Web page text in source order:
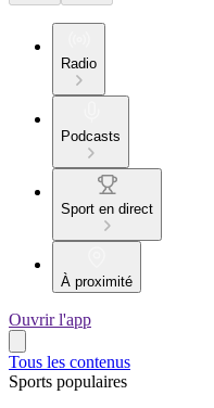
Radio
Podcasts
Sport en direct
À proximité
Ouvrir l'app
Tous les contenus
Sports populaires